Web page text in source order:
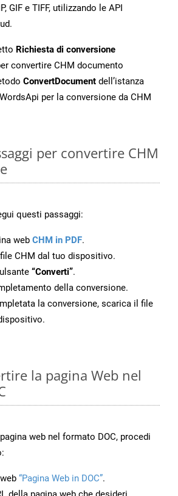
GIF e TIFF, utilizzando le API
Richiesta di conversione
convertire CHM documento
ConvertDocument dell’istanza
per la conversione da CHM
per convertire CHM
questi passaggi:
web CHM in PDF.
CHM dal tuo dispositivo.
“Converti”.
della conversione.
la conversione, scarica il file
la pagina Web nel
web nel formato DOC, procedi
“Pagina Web in DOC”.